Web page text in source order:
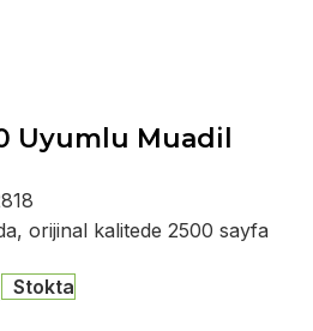
Uyumlu Muadil
orijinal kalitede 2500 sayfa
Stokta